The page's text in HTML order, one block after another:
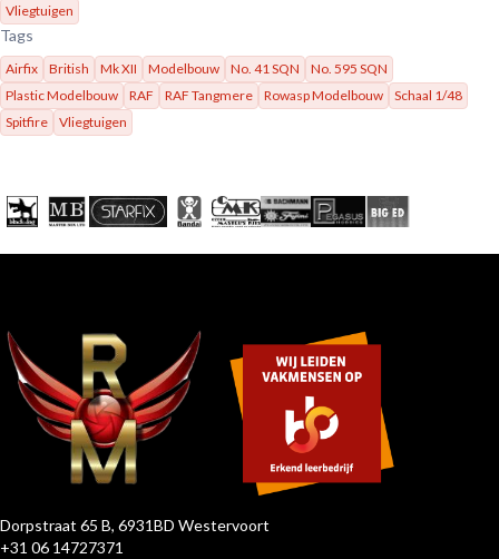
Vliegtuigen
Tags
Airfix British Mk XII Modelbouw No. 41 SQN
No. 595 SQN
Plastic Modelbouw
RAF RAF Tangmere Rowasp Modelbouw
Schaal 1/48
Spitfire
Vliegtuigen
Dorpstraat 65 B, 6931BD Westervoort
+31 06 14727371